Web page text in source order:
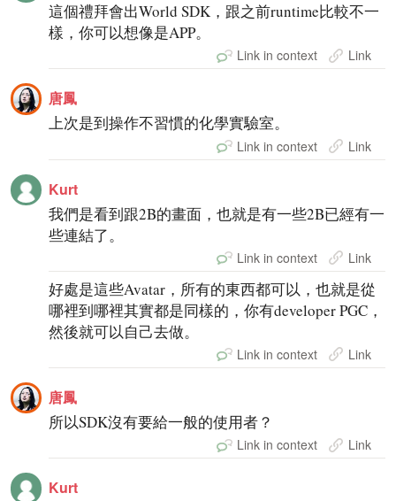
這個禮拜會出World SDK，跟之前runtime比較不一
樣，你可以想像是APP。
Link in context Link
唐鳳
上次是到操作不習慣的化學實驗室。
Link in context Link
Kurt
我們是看到跟2B的畫面，也就是有一些2B已經有一
些連結了。
Link in context Link
好處是這些Avatar，所有的東西都可以，也就是從
哪裡到哪裡其實都是同樣的，你有developer PGC，
然後就可以自己去做。
Link in context Link
唐鳳
所以SDK沒有要給一般的使用者？
Link in context Link
Kurt